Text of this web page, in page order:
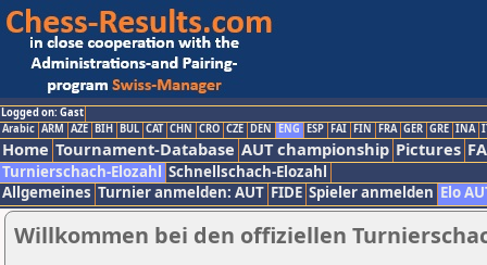
Logged on: Gast
Arabic ARM AZE BIH BUL CAT CHN CRO CZE DEN ENG ESP FAI FIN FRA GER GRE INA
Home Tournament-Database AUT championship Pictures
Turnierschach-Elozahl Schnellschach-Elozahl
Allgemeines Turnier anmelden: AUT FIDE Spieler anmelden Elo
Willkommen bei den offiziellen